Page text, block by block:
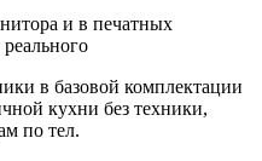
и в печатных
в базовой комплектации
кухни без техники,
по тел.